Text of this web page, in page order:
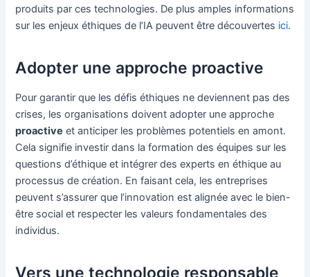
produits par ces technologies. De plus amples informations
sur les enjeux éthiques de l’IA peuvent être découvertes ici.
Adopter une approche proactive
Pour garantir que les défis éthiques ne deviennent pas des
crises, les organisations doivent adopter une approche
proactive et anticiper les problèmes potentiels en amont.
Cela signifie investir dans la formation des équipes sur les
questions d’éthique et intégrer des experts en éthique au
processus de création. En faisant cela, les entreprises
peuvent s’assurer que l’innovation est alignée avec le bien-
être social et respecter les valeurs fondamentales des
individus.
Vers une technologie responsable